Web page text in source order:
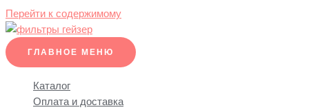
Перейти к содержимому
ГЛАВНОЕ МЕНЮ
Каталог
Оплата и доставка